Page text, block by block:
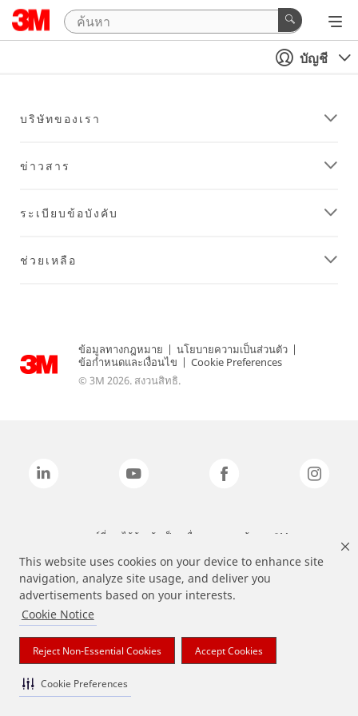
This website uses cookies on your device to enhance site
navigation, analyze site usage, and deliver you
advertisements based on your interests.
Cookie Notice
Reject Non-Essential Cookies Accept Cookies
Cookie Preferences
บัญชี
บริษัทของเรา
ข่าวสาร
ระเบียบข้อบังคับ
ช่วยเหลือ
ข้อมูลทางกฎหมาย | นโยบายความเป็นส่วนตัว |
ข้อกำหนดและเงื่อนไข | Cookie Preferences
© 3M 2026. สงวนสิทธิ.
แบรนด์ที่ระบุไว้ข้างต้นเป็นเครื่องหมายการค้าของ 3M